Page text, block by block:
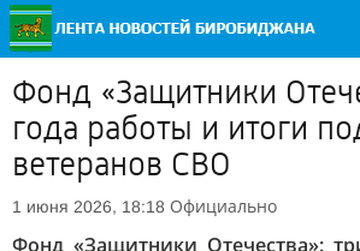
Фонд «Защитники
года работы и итоги
ветеранов СВО
1 июня 2026, 18:18 Официально
Фонд «Защитники Отечества»: